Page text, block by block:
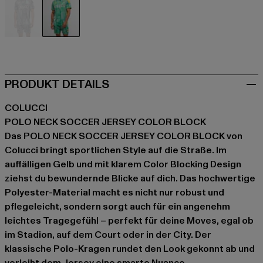
PRODUKT DETAILS
COLUCCI
POLO NECK SOCCER JERSEY COLOR BLOCK
Das POLO NECK SOCCER JERSEY COLOR BLOCK von
Colucci bringt sportlichen Style auf die Straße. Im
auffälligen Gelb und mit klarem Color Blocking Design
ziehst du bewundernde Blicke auf dich. Das hochwertige
Polyester-Material macht es nicht nur robust und
pflegeleicht, sondern sorgt auch für ein angenehm
leichtes Tragegefühl – perfekt für deine Moves, egal ob
im Stadion, auf dem Court oder in der City. Der
klassische Polo-Kragen rundet den Look gekonnt ab und